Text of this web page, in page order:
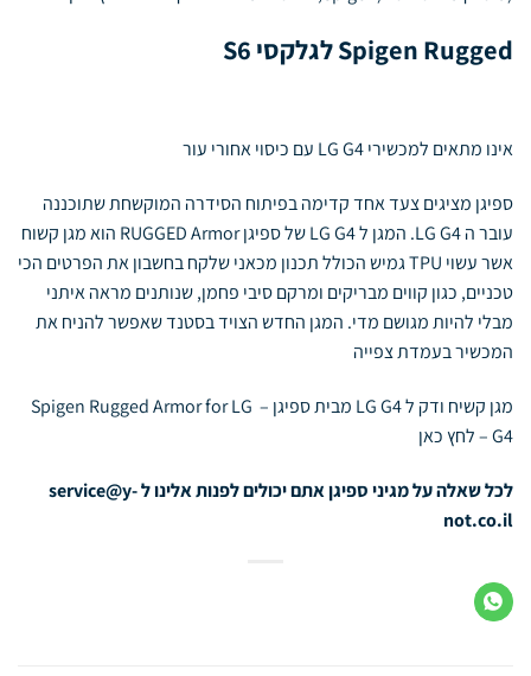
Spigen Rugged לגלקסי S6
אינו מתאים למכשירי LG G4 עם כיסוי אחורי עור
ספיגן מציגים צעד אחד קדימה בפיתוח הסידרה המוקשחת שתוכננה
עובר ה LG G4. המגן ל LG G4 של ספיגן RUGGED Armor הוא מגן קשוח
אשר עשוי TPU גמיש הכולל תכנון מכאני שלקח בחשבון את הפרטים הכי
טכניים, כגון קווים מבריקים ומרקם סיבי פחמן, שנותנים מראה איתני
מבלי להיות מגושם מדי. המגן החדש הצויד בסטנד שאפשר להניח את
המכשיר בעמדת צפייה
מגן קשיח ודק ל LG G4 מבית ספיגן – Spigen Rugged Armor for LG
G4 –
לחץ כאן
לכל שאלה על מגיני ספיגן אתם יכולים לפנות אלינו לservice@y-
not.co.il